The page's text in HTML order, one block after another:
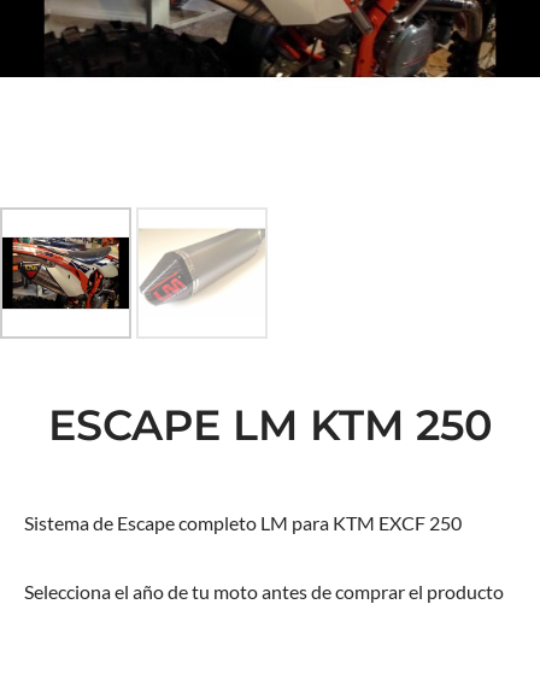
ESCAPE LM KTM 250
Sistema de Escape completo LM para KTM EXCF 250
Selecciona el año de tu moto antes de comprar el producto